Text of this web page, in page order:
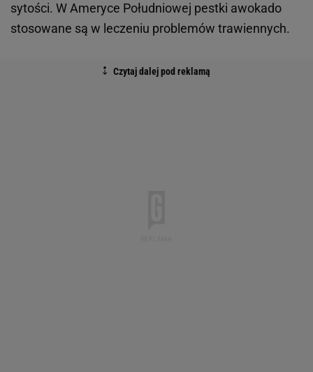
sytości. W Ameryce Południowej pestki awokado
stosowane są w leczeniu problemów trawiennych.